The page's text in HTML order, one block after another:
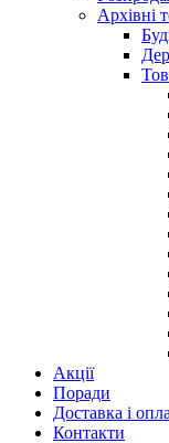
Архівні
Акції
Поради
Доставка і
Контакти